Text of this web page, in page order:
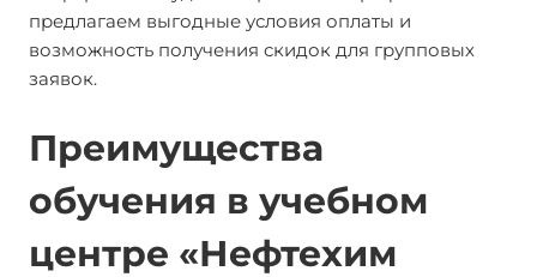
предлагаем выгодные условия оплаты и
возможность получения скидок для групповых
заявок.
Преимущества
обучения в учебном
центре «Нефтехим